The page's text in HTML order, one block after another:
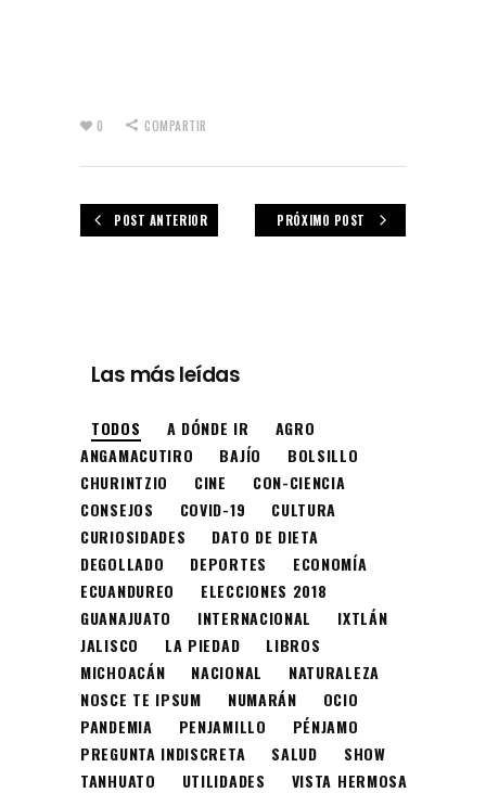
0 COMPARTIR
POST ANTERIOR PRÓXIMO POST
Las más leídas
TODOS A DÓNDE IR
AGRO
ANGAMACUTIRO
BAJÍO
BOLSILLO
CHURINTZIO
CINE
CON-CIENCIA
CONSEJOS
COVID-19
CULTURA
CURIOSIDADES
DATO DE DIETA
DEGOLLADO
DEPORTES
ECONOMÍA
ECUANDUREO
ELECCIONES 2018
GUANAJUATO
INTERNACIONAL
IXTLÁN
JALISCO
LA PIEDAD
LIBROS
MICHOACÁN
NACIONAL
NATURALEZA
NOSCE TE IPSUM
NUMARÁN
OCIO
PANDEMIA
PENJAMILLO
PÉNJAMO
PREGUNTA INDISCRETA
SALUD
SHOW
TANHUATO
UTILIDADES
VISTA HERMOSA